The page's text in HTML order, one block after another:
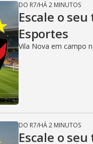
DO R7/HÁ 2 MINUTOS
Escale o
Esportes
Vila Nova em campo
DO R7/HÁ 2 MINUTOS
Escale o